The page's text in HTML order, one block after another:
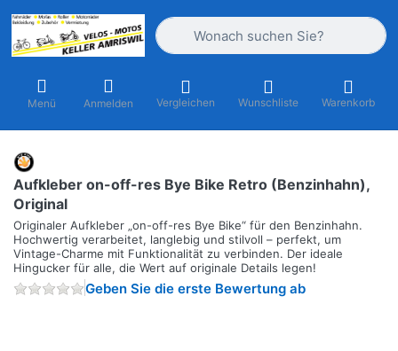
Geben Sie einen Suchbegriff ein.
Menü Anmelden Vergleichen Wunschliste Warenkorb
Aufkleber on-off-res Bye Bike Retro (Benzinhahn),
Original
Originaler Aufkleber „on-off-res Bye Bike“ für den Benzinhahn.
Hochwertig verarbeitet, langlebig und stilvoll – perfekt, um
Vintage-Charme mit Funktionalität zu verbinden. Der ideale
Hingucker für alle, die Wert auf originale Details legen!
Geben Sie die erste Bewertung ab